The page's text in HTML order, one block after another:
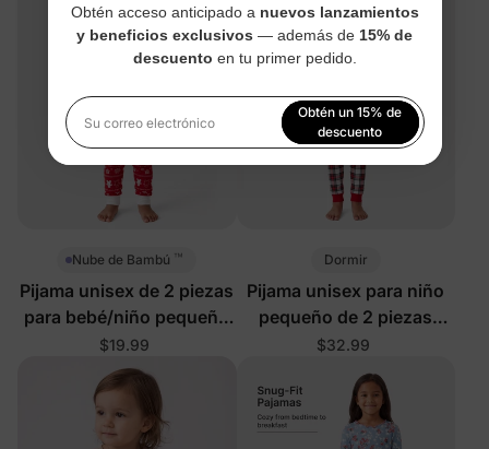
Nube de Bambú ™
Pijama unisex de 2 piezas
para bebé/niño pequeño
de Navidad con diseño de
reno y pan de jengibre
$19.99
Dormir
Pijama unisex para niño
pequeño de 2 piezas
navideño multicolor
$32.99
Obtén acceso anticipado a nuevos lanzamientos
y beneficios exclusivos — además de 15% de
descuento en tu primer pedido.
Su correo electrónico
Obtén un 15% de
descuento
Al registrarte, aceptas nuestra Política de privacidad